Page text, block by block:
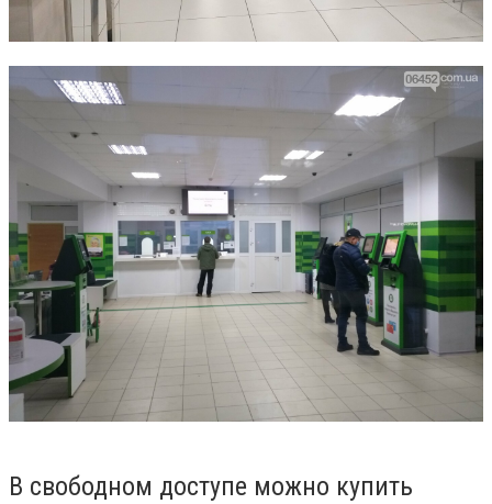
В свободном доступе можно купить